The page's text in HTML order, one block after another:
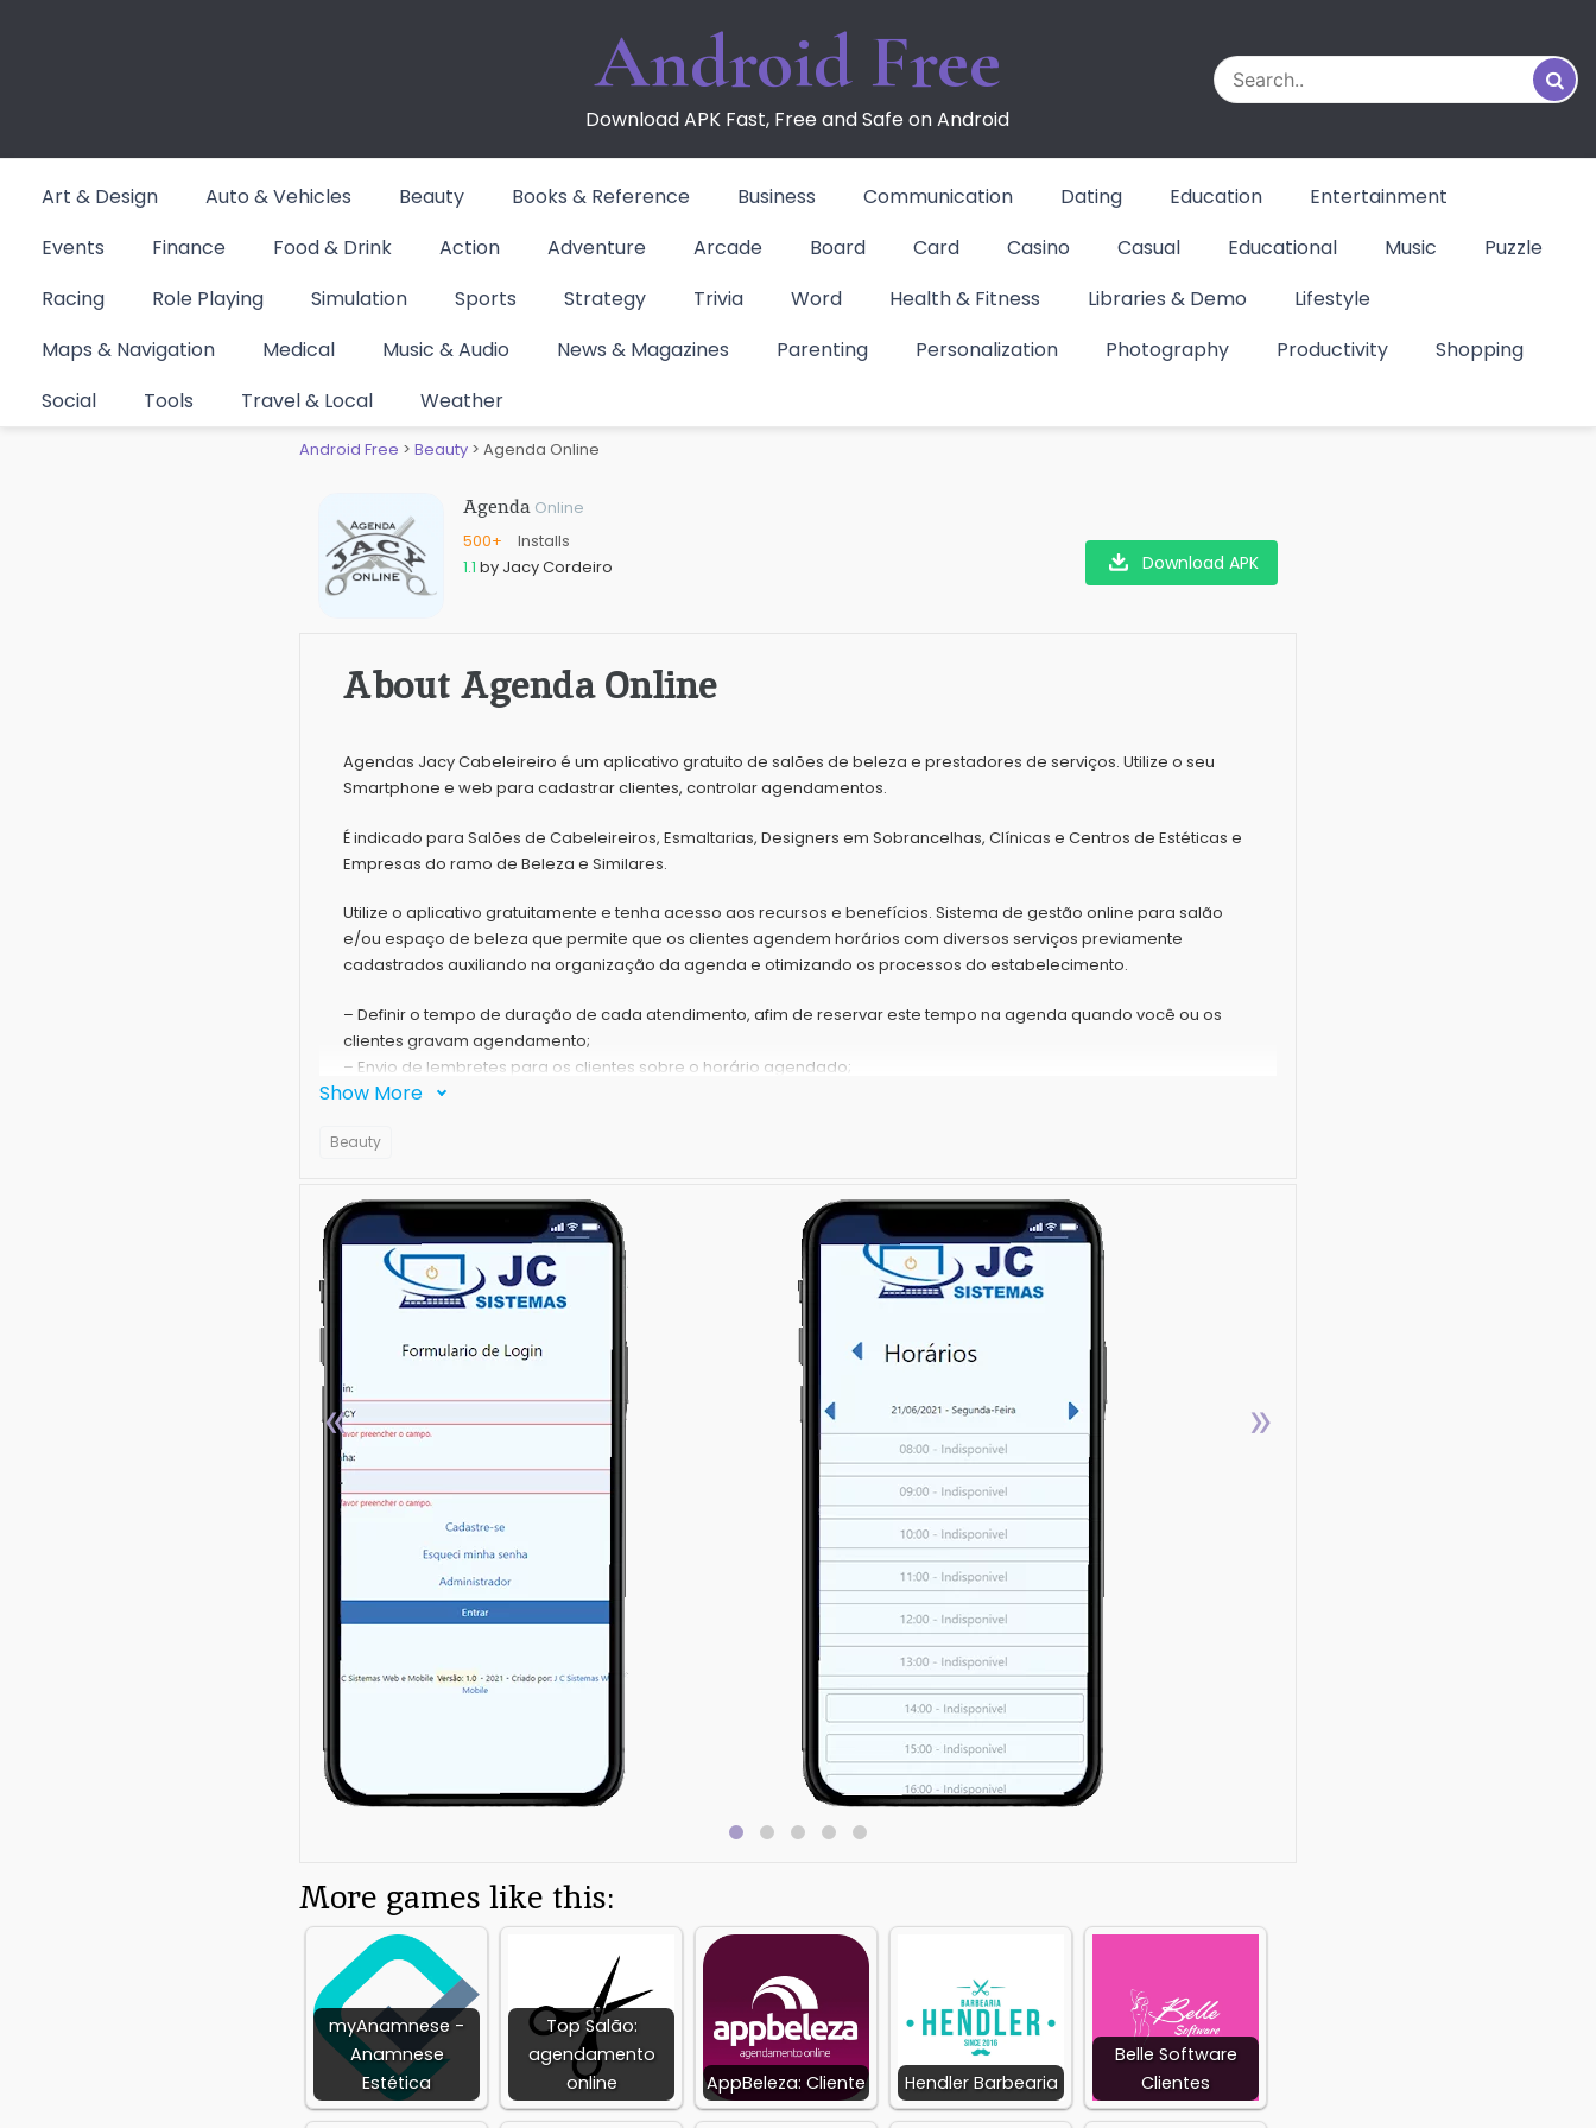
Android Free
Download APK Fast, Free and Safe on Android
Art & Design Auto & Vehicles Beauty Books & Reference Business Communication Dating Education
Entertainment
Events
Finance Food & Drink Action Adventure Arcade Board Card Casino Casual Educational Music
Puzzle
Racing
Role Playing Simulation Sports Strategy Trivia Word Health & Fitness Libraries & Demo
Lifestyle
Maps & Navigation
Medical Music & Audio News & Magazines Parenting Personalization Photography Productivity
Shopping
Social
Tools Travel & Local Weather
Agenda Online
Android Free > Beauty > Agenda Online
Agenda Online
500+
Installs
1.1 by Jacy Cordeiro Download APK
About Agenda Online
Agendas Jacy Cabeleireiro é um aplicativo gratuito de salões de beleza e prestadores de serviços. Utilize o seu
Smartphone e web para cadastrar clientes, controlar agendamentos.
É indicado para Salões de Cabeleireiros, Esmaltarias, Designers em Sobrancelhas, Clínicas e Centros de Estéticas e
Empresas do ramo de Beleza e Similares.
Utilize o aplicativo gratuitamente e tenha acesso aos recursos e benefícios. Sistema de gestão online para salão
e/ou espaço de beleza que permite que os clientes agendem horários com diversos serviços previamente
cadastrados auxiliando na organização da agenda e otimizando os processos do estabelecimento.
– Definir o tempo de duração de cada atendimento, afim de reservar este tempo na agenda quando você ou os
clientes gravam agendamento;
– Envio de lembretes para os clientes sobre o horário agendado;
– É indicado para Salões de Cabeleireiros, Esmaltarias, Designers em Sobrancelhas, Clínicas e Centros de Estéticas
É fácil ter todos os seus clientes agendando pelo app: ao final de cada atendimento, entregue seu cartão de visita e
diga. “Na próxima vez que vier, você pode ver no meu aplicativo os horários que eu tenho livre, e já reservar um para
você”.
Para os clientes que ainda não usam o App, você continua podendo agendar por telefone sem perder o
sincronismo com a agenda do aplicativo. É simples, conecte seu fone de ouvido no celular e você poderá falar com
o cliente ao mesmo tempo que visualiza a agenda no aplicativo para verificar os horários que você tem para o
O aplicativo fica disponível para agendamentos 24 hs por dia, pois o cliente poderá abrir o aplicativo a noite e
gravar um agendamento mesmo fora dos horários de atendimento! Acorde de manhã e veja sua agenda do dia
pronta, e toda montada pelos seus clientes!
E você fica livre de parar seu trabalho para atender ligações de clientes querendo agendar. Basta divulgar o app
junto a seus clientes!
JACY CORDEIRO
Released on:
Jacy Cordeiro
Requires Android:
Android 4.0+
Available on:
Report:
Flag as inappropriate
Show More
Beauty
« »
More games like this:
myAnamnese -
Anamnese
Estética
Top Salão:
agendamento
online
AppBeleza: Cliente Hendler Barbearia
Belle Software
Clientes